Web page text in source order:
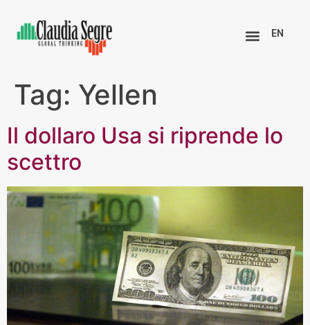
EN
Tag: Yellen
Il dollaro Usa si riprende lo
scettro